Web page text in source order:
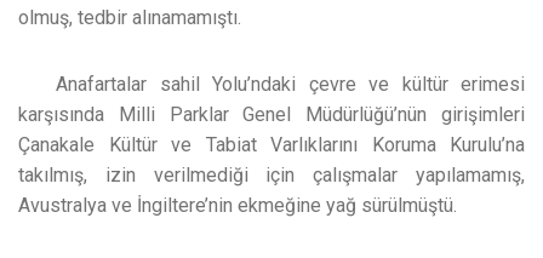
olmuş, tedbir alınamamıştı.
Anafartalar sahil Yolu’ndaki çevre ve kültür erimesi
karşısında Milli Parklar Genel Müdürlüğü’nün girişimleri
Çanakale Kültür ve Tabiat Varlıklarını Koruma Kurulu’na
takılmış, izin verilmediği için çalışmalar yapılamamış,
Avustralya ve İngiltere’nin ekmeğine yağ sürülmüştü.